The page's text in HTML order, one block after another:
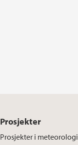
Prosjekter
Prosjekter i meteorologi